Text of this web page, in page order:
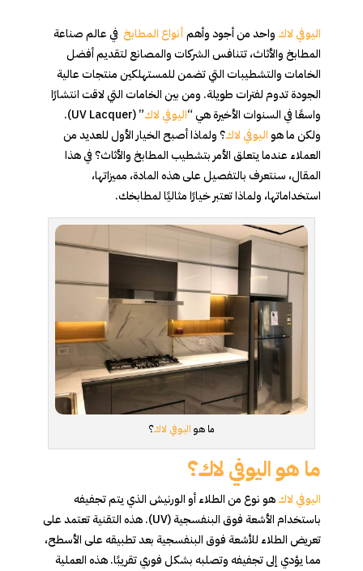
اليوفي لاك واحد من أجود وأهمأنواع المطابخ في عالم صناعة
المطابخ والأثاث، تتنافس الشركات والمصانع لتقديم أفضل
الخامات والتشطيبات التي تضمن للمستهلكين منتجات عالية
الجودة تدوم لفترات طويلة. ومن بين الخامات التي لاقت انتشارًا
واسعًا في السنوات الأخيرة هي “اليوفي لاك
” (UV Lacquer).
ولكن ما هواليوفي لاك؟ ولماذا أصبح الخيار الأول للعديد من
العملاء عندما يتعلق الأمر بتشطيب المطابخ والأثاث؟ في هذا
المقال، سنتعرف بالتفصيل على هذه المادة، مميزاتها،
استخداماتها، ولماذا تعتبر خيارًا مثاليًا لمطابخك.
ما هو اليوفي لاك؟
ما هو اليوفي لاك؟
اليوفي لاكهو نوع من الطلاء أو الورنيش الذي يتم تجفيفه
باستخدام الأشعة فوق البنفسجية (UV). هذه التقنية تعتمد على
تعريض الطلاء للأشعة فوق البنفسجية بعد تطبيقه على الأسطح،
مما يؤدي إلى تجفيفه وتصلبه بشكل فوري تقريبًا. هذه العملية